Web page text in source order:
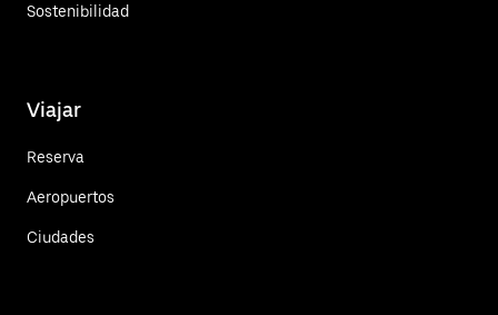
Sostenibilidad
Viajar
Reserva
Aeropuertos
Ciudades